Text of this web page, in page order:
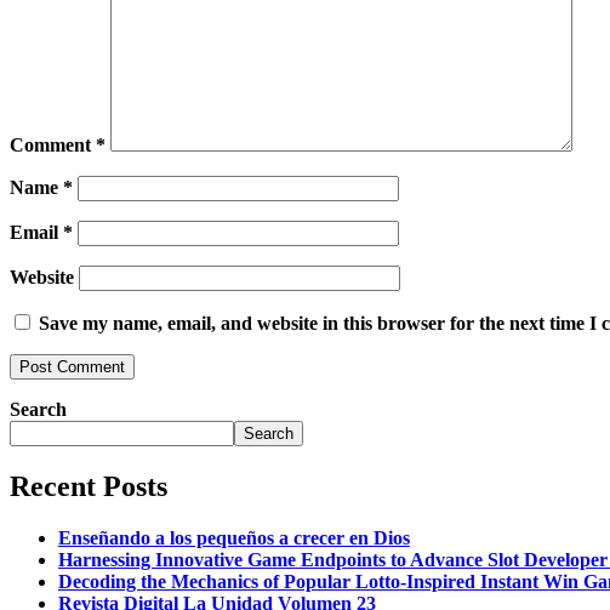
Comment *
Name *
Email *
Website
Save my name, email, and website in this browser for the next time I
Search
Search
Recent Posts
Enseñando a los pequeños a crecer en Dios
Harnessing Innovative Game Endpoints to Advance Slot Developer
Decoding the Mechanics of Popular Lotto-Inspired Instant Win
Revista Digital La Unidad Volumen 23